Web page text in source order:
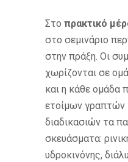
Στο πρακτικό
στο σεμινάριο
στην πράξη. Οι
χωρίζονται σε
και η κάθε ομάδα
ετοίμων γραπτών
διαδικασιών τα
σκευάσματα:
υδροκινόνης,